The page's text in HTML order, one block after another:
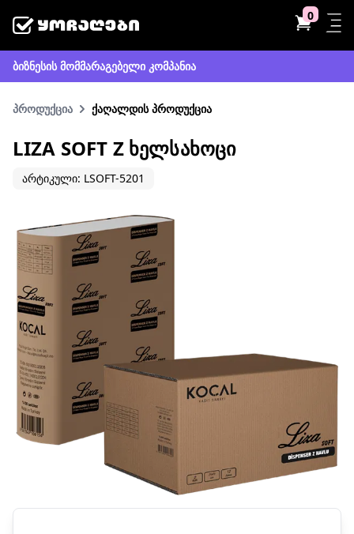
0
ბიზნესის მომმარაგებელი კომპანია
პროდუქცია ქაღალდის პროდუქცია
LIZA SOFT Z ᲮᲔᲚᲡᲐᲮᲝᲪᲘ
არტიკული: LSOFT-5201